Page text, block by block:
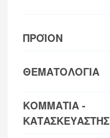
ΠΡΟΪΟΝ
ΘΕΜΑΤΟΛΟΓΙΑ
ΚΟΜΜΑΤΙΑ -
ΚΑΤΑΣΚΕΥΑΣΤΗΣ